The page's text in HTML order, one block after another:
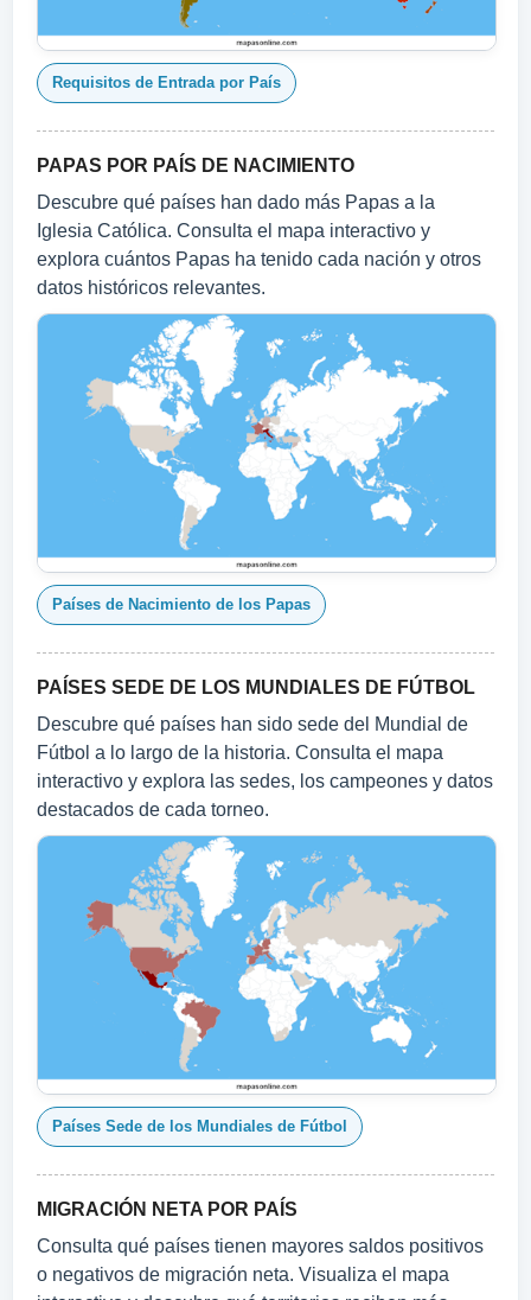
Requisitos de Entrada por País
PAPAS POR PAÍS DE NACIMIENTO
Descubre qué países han dado más Papas a la
Iglesia Católica. Consulta el mapa interactivo y
explora cuántos Papas ha tenido cada nación y otros
datos históricos relevantes.
Países de Nacimiento de los Papas
PAÍSES SEDE DE LOS MUNDIALES DE FÚTBOL
Descubre qué países han sido sede del Mundial de
Fútbol a lo largo de la historia. Consulta el mapa
interactivo y explora las sedes, los campeones y datos
destacados de cada torneo.
Países Sede de los Mundiales de Fútbol
MIGRACIÓN NETA POR PAÍS
Consulta qué países tienen mayores saldos positivos
o negativos de migración neta. Visualiza el mapa